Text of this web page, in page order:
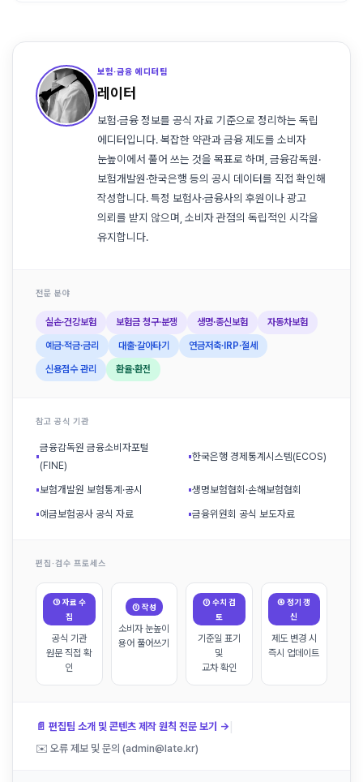
보험·금융 에디터팀
레이터
보험·금융 정보를 공식 자료 기준으로 정리하는 독립
에디터입니다. 복잡한 약관과 금융 제도를 소비자
눈높이에서 풀어 쓰는 것을 목표로 하며, 금융감독원·
보험개발원·한국은행 등의 공시 데이터를 직접 확인해
작성합니다. 특정 보험사·금융사의 후원이나 광고
의뢰를 받지 않으며, 소비자 관점의 독립적인 시각을
유지합니다.
전문 분야
실손·건강보험 보험금 청구·분쟁 생명·종신보험 자동차보험
예금·적금·금리 대출·갈아타기 연금저축·IRP·절세
신용점수 관리 환율·환전
참고 공식 기관
▪
금융감독원 금융소비자포털
(FINE)
▪한국은행 경제통계시스템(ECOS)
▪보험개발원 보험통계·공시 ▪생명보험협회·손해보험협회
▪예금보험공사 공식 자료 ▪금융위원회 공식 보도자료
편집·검수 프로세스
① 자료 수
집
공식 기관
원문 직접 확
인
② 작성
소비자 눈높이
용어 풀어쓰기
③ 수치 검
토
기준일 표기
및
교차 확인
④ 정기 갱
신
제도 변경 시
즉시 업데이트
📄 편집팀 소개 및 콘텐츠 제작 원칙 전문 보기 → |
✉️ 오류 제보 및 문의 (admin@late.kr)